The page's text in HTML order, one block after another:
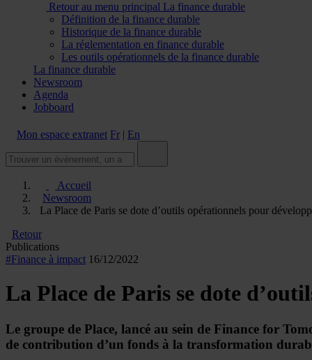
Retour au menu principal La finance durable
Définition de la finance durable
Historique de la finance durable
La réglementation en finance durable
Les outils opérationnels de la finance durable
La finance durable
Newsroom
Agenda
Jobboard
Mon espace extranet Fr | En
Accueil
Newsroom
La Place de Paris se dote d’outils opérationnels pour
Retour
Publications
#Finance à impact 16/12/2022
La Place de Paris se dote
Le groupe de Place, lancé au sein de Finance for
de contribution d’un fonds à la transformation